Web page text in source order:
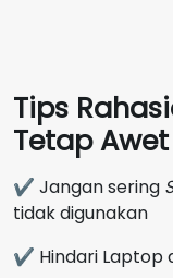
Tips
Tetap
✔ Jangan sering
tidak digunakan
✔ Hindari Laptop